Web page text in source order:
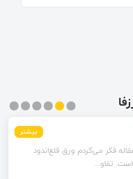
بیشتر
بیشتر
فکر می‌کردم ورق قلع‌اندود
تفاو...
بیشتر
بیشتر
بیشتر
بیشتر